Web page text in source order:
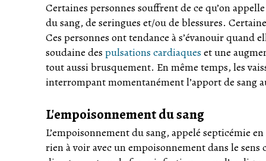
Certaines personnes souffrent de ce qu’on
du sang, de seringues et/ou de blessures.
Ces personnes ont tendance à s’évanouir quand
soudaine des pulsations cardiaques et une
tout aussi brusquement. En même temps, les
interrompant momentanément l’apport de sang
L'empoisonnement du sang
L’empoisonnement du sang, appelé septicémie
rien à voir avec un empoisonnement dans le